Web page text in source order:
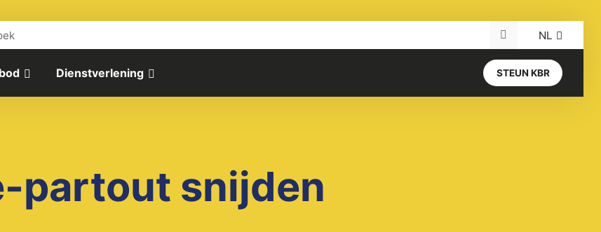
Search for: NL
Dienstverlening STEUN KBR
partout snijden